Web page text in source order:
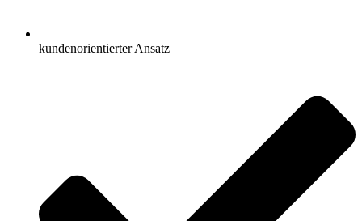
kundenorientierter Ansatz